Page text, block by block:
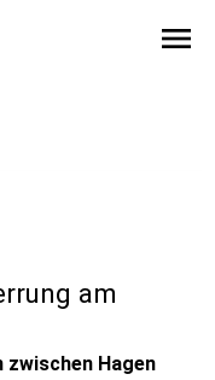
menu
am
Hagen